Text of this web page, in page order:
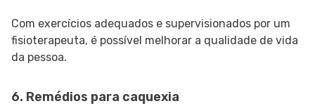
Com exercícios adequados e supervisionados por um
fisioterapeuta, é possível melhorar a qualidade de vida
da pessoa.
6. Remédios para caquexia